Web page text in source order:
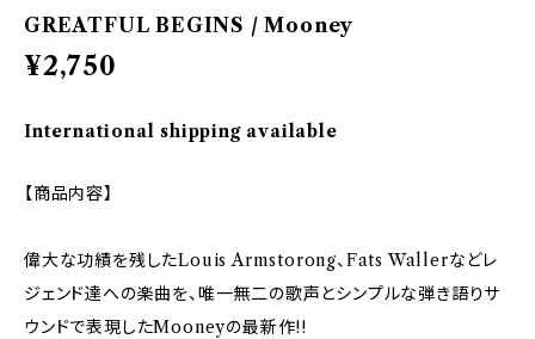
GREATFUL BEGINS / Mooney
¥2,750
International shipping available
【商品内容】
偉大な功績を残したLouis Armstorong、Fats Wallerなどレ
ジェンド達への楽曲を、唯一無二の歌声とシンプルな弾き語りサ
ウンドで表現したMooneyの最新作!!